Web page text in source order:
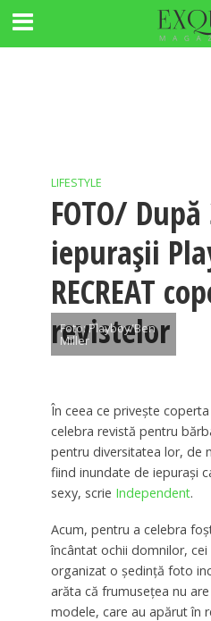
LIFESTYLE
FOTO/
iepuraşii
RECREAT
revistelor
Foto: Playboy/Ben
Miller
În ceea ce priveşte
celebra revistă pentru
pentru diversitatea lor, de
fiind inundate de iepuraşi
sexy, scrie Independent.
Acum, pentru a celebra
încântat ochii domnilor, cei
organizat o şedinţă foto
arăta că frumuseţea nu
modele, care au apărut în